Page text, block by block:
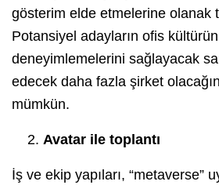
gösterim elde etmelerine olanak
Potansiyel adayların ofis
deneyimlemelerini sağlayacak
edecek daha fazla şirket
mümkün.
Avatar ile toplantı
İş ve ekip yapıları, “metaverse”